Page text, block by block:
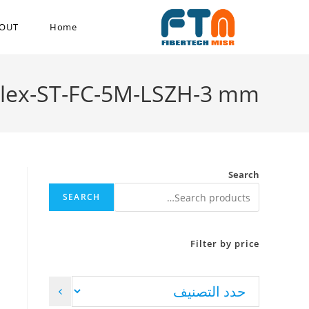
Home
ST-FC-5M-LSZH-3 mm
Search
SEARCH
Filter by price